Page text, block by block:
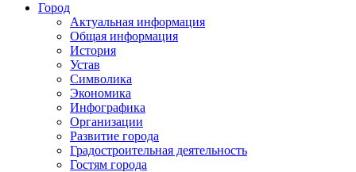
Город
Актуальная информация
Общая информация
История
Устав
Символика
Экономика
Инфографика
Организации
Развитие города
Градостроительная деятельность
Гостям города